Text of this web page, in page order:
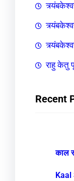
राहु केतु
Recent
काल